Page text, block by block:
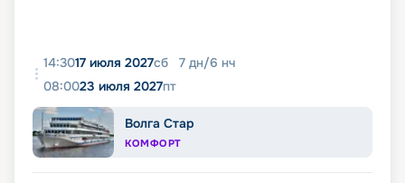
14:3017 июля 2027сб 7 дн/6 нч
08:0023 июля 2027пт
Волга Стар
КОМФОРТ